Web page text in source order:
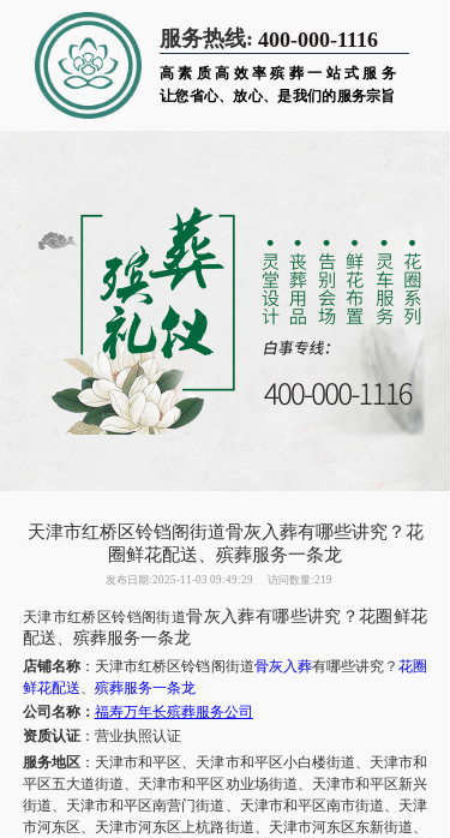
服务热线: 400-000-1116
高素质高效率殡葬一站式服务
让您省心、放心、是我们的服务宗旨
天津市红桥区铃铛阁街道骨灰入葬有哪些讲究？花
圈鲜花配送、殡葬服务一条龙
发布日期:2025-11-03 09:49:29 访问数量:219
天津市红桥区铃铛阁街道骨灰入葬有哪些讲究？花圈鲜花
配送、 殡葬服务一条龙
店铺名称： 天津市红桥区铃铛阁街道骨灰入葬有哪些讲究？花圈
鲜花配送、 殡葬服务一条龙
公司名称： 福寿万年长殡葬服务公司
资质认证：营业执照认证
服务地区： 天津市和平区、天津市和平区小白楼街道、天津市和
平区五大道街道、天津市和平区劝业场街道、天津市和平区新兴
街道、天津市和平区南营门街道、天津市和平区南市街道、天津
市河东区、天津市河东区上杭路街道、天津市河东区东新街道、